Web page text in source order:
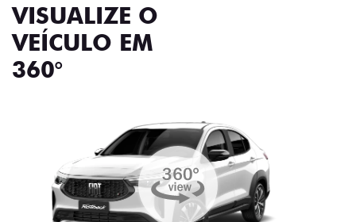
VISUALIZE O
VEÍCULO EM
360°